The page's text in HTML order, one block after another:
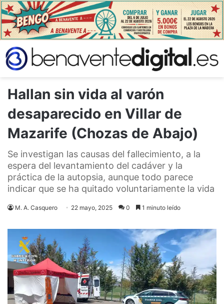
Hallan sin vida al varón
desaparecido en Villar de
Mazarife (Chozas de Abajo)
Se investigan las causas del fallecimiento, a la
espera del levantamiento del cadáver y la
práctica de la autopsia, aunque todo parece
indicar que se ha quitado voluntariamente la vida
M. A. Casquero 22 mayo, 2025 0 1 minuto leído